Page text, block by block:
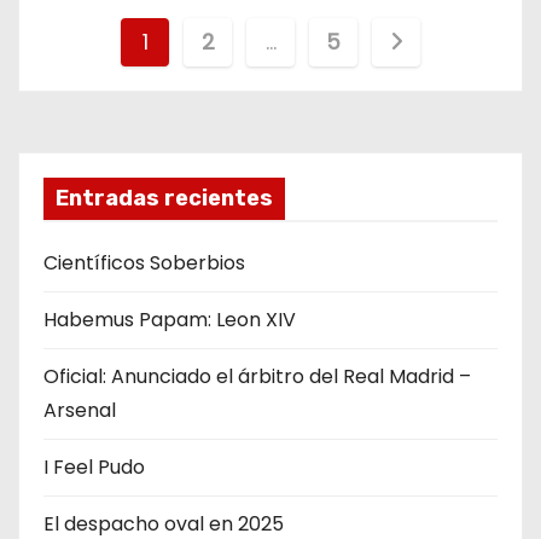
e
i
ó
1 2 … 5
Entradas recientes
Científicos Soberbios
Habemus Papam: Leon XIV
Oficial: Anunciado el árbitro del Real Madrid –
Arsenal
I Feel Pudo
El despacho oval en 2025